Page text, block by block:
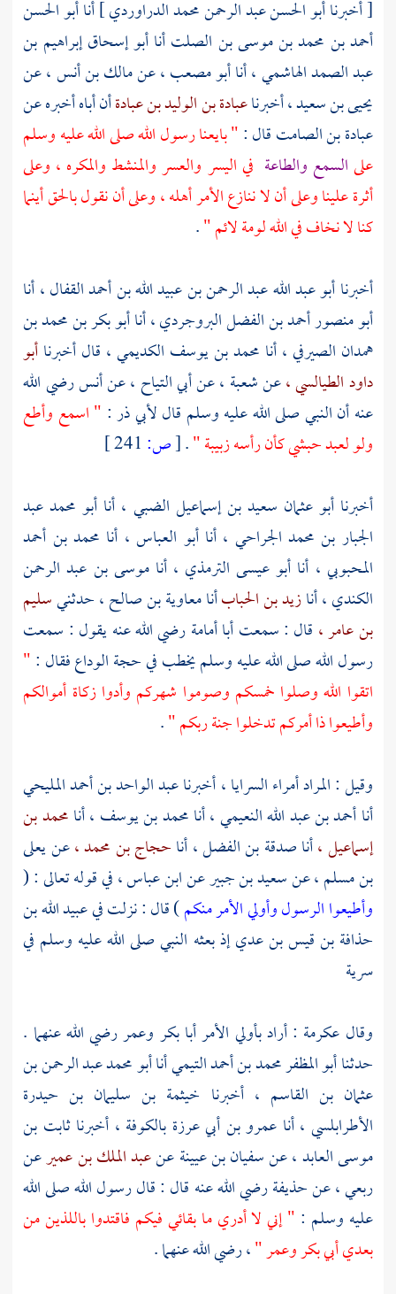
[ أخبرناأبو الحسن عبد الرحمن محمد الدراوردي] أناأبو الحسن
أحمد بن محمد بن موسى بن الصلتأناأبو إسحاق إبراهيم بن
عبد الصمد الهاشمي ،أناأبو مصعب ،عنمالك بن أنس ،عن
يحيى بن سعيد ،أخبرناعبادة بن الوليد بن عبادةأن أباه أخبره عن
عبادة بن الصامتقال :" بايعنا رسول الله صلى الله عليه وسلم
علىالسمع والطاعة في اليسر والعسر والمنشط والمكره ، وعلى
أثرة علينا وعلى أن لا ننازع الأمر أهله ، وعلى أن نقول بالحق أينما
كنا لا نخاف في الله لومة لائم ".
أخبرناأبو عبد الله عبد الرحمن بن عبيد الله بن أحمد القفال ،أنا
أبو منصور أحمد بن الفضل البروجردي ،أناأبو بكر بن محمد بن
همدان الصيرفي ،أنا محمد بن يوسف الكديمي ، قال أخبرناأبو
داود الطيالسي ،عنشعبة ،عنأبي التياح ،عنأنسرضي الله
عنه أن النبي صلى الله عليه وسلم قاللأبي ذر: " اسمع وأطع
ولو لعبد حبشي كأن رأسه زبيبة ".
[ص:
أخبرناأبو عثمان سعيد بن إسماعيل الضبي ، أنا أبو محمد عبد
الجبار بن محمد الجراحي ،أناأبو العباس ، أنا محمد بن أحمد
المحبوبي ، أنا أبو عيسى الترمذي ،أناموسى بن عبد الرحمن
الكندي ،أنازيد بن الحبابأنامعاوية بن صالح ،حدثنيسليم
بن عامر ، قال : سمعتأبا أمامةرضي الله عنه يقول : سمعت
رسول الله صلى الله عليه وسلم يخطب في حجة الوداع فقال :"
اتقوا الله وصلوا خمسكم وصوموا شهركم وأدوا زكاة أموالكم
وأطيعوا ذا أمركم تدخلوا جنة ربكم ".
وقيل : المراد أمراء السرايا ، أخبرناعبد الواحد بن أحمد المليحي
أناأحمد بن عبد الله النعيمي ،أنامحمد بن يوسف ،أنامحمد بن
إسماعيل ،أناصدقة بن الفضل ،أناحجاج بن محمد ،عنيعلى
بن مسلم ،عنسعيد بن جبيرعنابن عباس، في قوله تعالى : (
وأطيعوا الرسول وأولي الأمر منكم) قال : نزلت فيعبيد الله بن
حذافة بن قيس بن عديإذ بعثه النبي صلى الله عليه وسلم في
سرية
وقال عكرمة : أراد بأولي الأمرأبا بكر وعمررضي الله عنهما .
حدثناأبو المظفر محمد بن أحمد التيميأناأبو محمد عبد الرحمن بن
عثمان بن القاسم ،أخبرنا خيثمة بن سليمان بن حيدرة
الأطرابلسي ،أنا عمرو بن أبي عرزة بالكوفة ، أخبرناثابت بن
موسى العابد ،عنسفيان بن عيينةعنعبد الملك بن عميرعن
ربعي ،عنحذيفةرضي الله عنه قال : قال رسول الله صلى الله
عليه وسلم : " إني لا أدري ما بقائي فيكم فاقتدوا باللذين من
بعدي أبي بكر وعمر "، رضي الله عنهما .